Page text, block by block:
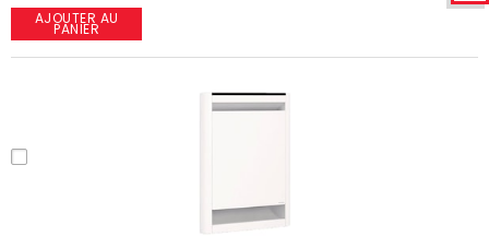
AJOUTER AU
PANIER